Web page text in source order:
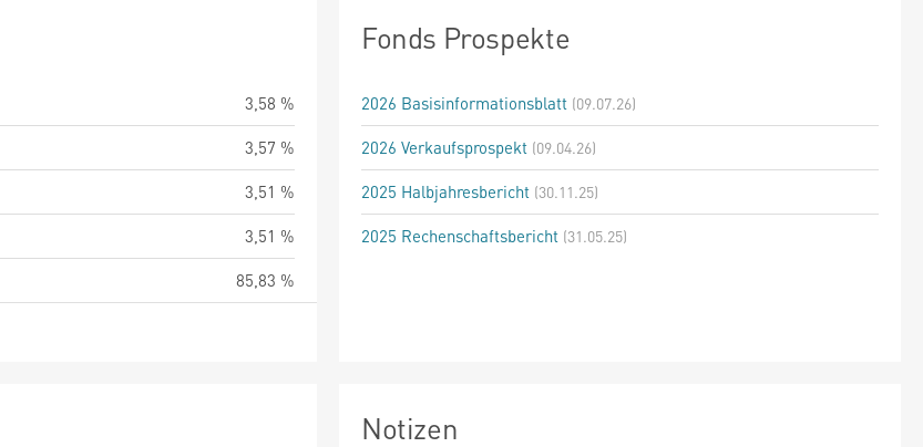
3,58 %
3,57 %
3,51 %
3,51 %
85,83 %
Fonds Prospekte
2026 Basisinformationsblatt (09.07.26)
2026 Verkaufsprospekt (09.04.26)
2025 Halbjahresbericht (30.11.25)
2025 Rechenschaftsbericht (31.05.25)
Notizen